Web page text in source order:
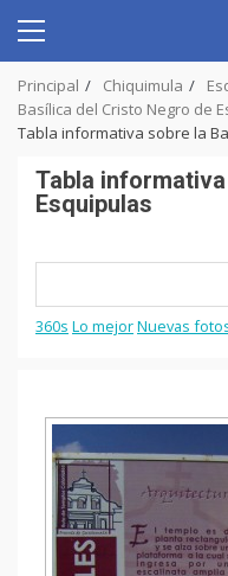
content
Primary
Principal Chiquimula
Basílica del Cristo Negro de
Tabla informativa sobre la
Tabla
Esquipulas
360s Lo mejorNuevas